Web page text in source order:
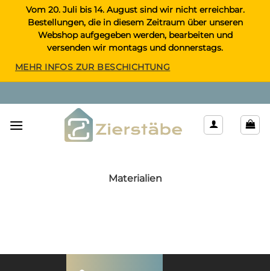
Inhalt
springen
Vom 20. Juli bis 14. August sind wir nicht erreichbar.
Bestellungen, die in diesem Zeitraum über unseren
Webshop aufgegeben werden, bearbeiten und
versenden wir montags und donnerstags.
MEHR INFOS ZUR BESCHICHTUNG
Materialien